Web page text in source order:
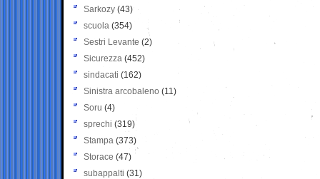
Sarkozy (43)
scuola (354)
Sestri Levante (2)
Sicurezza (452)
sindacati (162)
Sinistra arcobaleno (11)
Soru (4)
sprechi (319)
Stampa (373)
Storace (47)
subappalti (31)